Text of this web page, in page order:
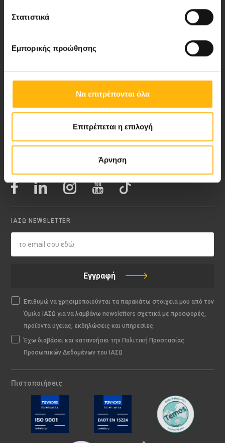
Στατιστικά
Εμπορικής προώθησης
Να επιτρέπονται όλα
Επιτρέπεται η επιλογή
Άρνηση
Video Gallery
My Life Magazine
ΙΑΣΩ NEWSLETTER
Εγγραφή
Επιθυμώ να χρησιμοποιούνται τα παρακάτω στοιχεία μου από τον
Όμιλο ΙΑΣΩ για να λαμβάνω newsletters σχετικά με προσφορές,
προϊόντα υγείας, εκδηλώσεις και υπηρεσίες.
Έχω διαβάσει και κατανοήσει την Πολιτική Προστασίας
Προσωπικών Δεδομένων του ΙΑΣΩ
Πιστοποιήσεις